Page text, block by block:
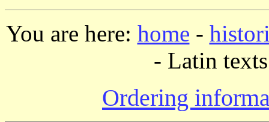
You are here: home -
- Latin
Ordering